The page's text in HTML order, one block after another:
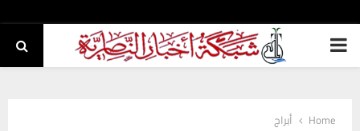
PRIMARY
Home
أبراج